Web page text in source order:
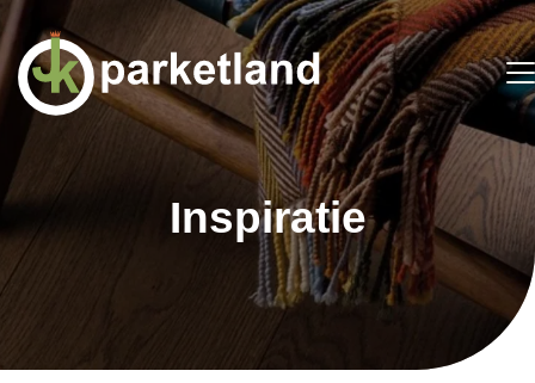
Inspiratie